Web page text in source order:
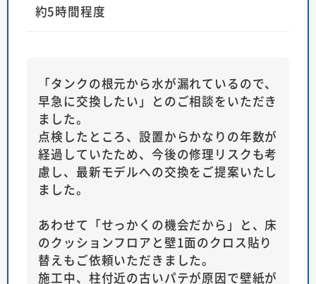
約5時間程度
「タンクの根元から水が漏れているので、
早急に交換したい」とのご相談をいただき
ました。
点検したところ、設置からかなりの年数が
経過していたため、今後の修理リスクも考
慮し、最新モデルへの交換をご提案いたし
ました。
あわせて「せっかくの機会だから」と、床
のクッションフロアと壁1面のクロス貼り
替えもご依頼いただきました。
施工中、柱付近の古いパテが原因で壁紙が